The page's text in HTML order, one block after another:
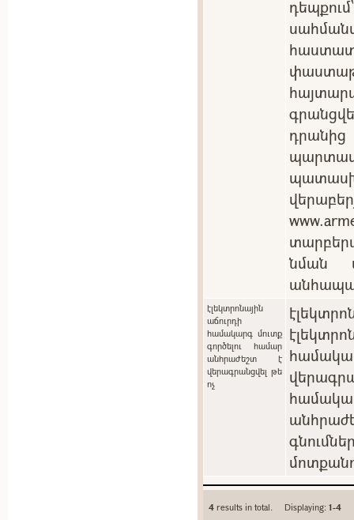
նման
էլեկտրոնային
աճուրդի
համակարգ մուտք
գործելու համար
անհրաժեշտ է
վերագրանցվել թե
ոչ
4 results in total. Displaying:1-4